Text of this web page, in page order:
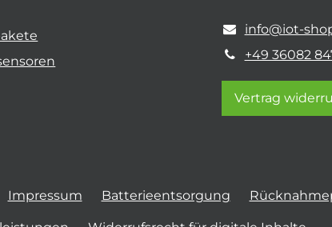
info@iot-
+49 36082
Vertrag
Impressum Batterieentsorgung